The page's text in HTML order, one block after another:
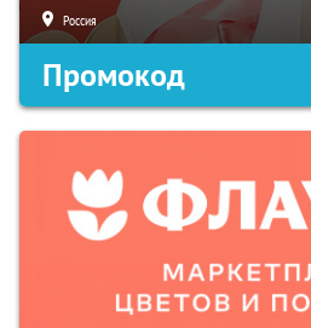
Россия
Промокод